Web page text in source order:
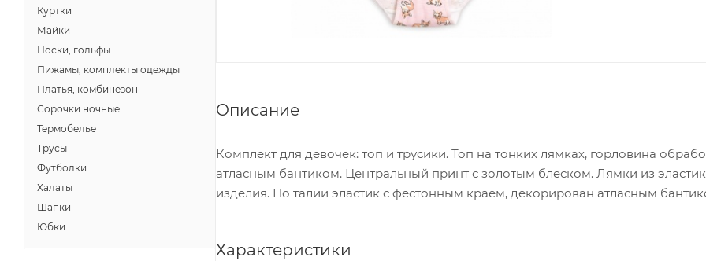
Описание
Комплект для девочек: топ и трусики. Топ на тонких лямках, горловина
атласным бантиком. Центральный принт с золотым блеском. Лямки из
изделия. По талии эластик с фестонным краем, декорирован атласным
Характеристики
Куртки
Майки
Носки, гольфы
Пижамы, комплекты одежды
Платья, комбинезон
Сорочки ночные
Термобелье
Трусы
Футболки
Халаты
Шапки
Юбки